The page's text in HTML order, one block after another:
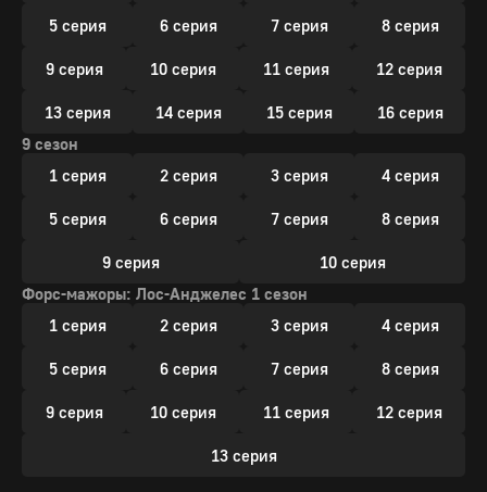
5 серия 6 серия 7 серия 8 серия
9 серия 10 серия 11 серия 12 серия
13 серия 14 серия 15 серия
16 серия
9 сезон
1 серия
2 серия 3 серия 4 серия
5 серия 6 серия 7 серия 8 серия
9 серия
10 серия
Форс-мажоры: Лос-Анджелес 1 сезон
1 серия
2 серия 3 серия 4 серия
5 серия 6 серия 7 серия 8 серия
9 серия 10 серия 11 серия 12 серия
13 серия